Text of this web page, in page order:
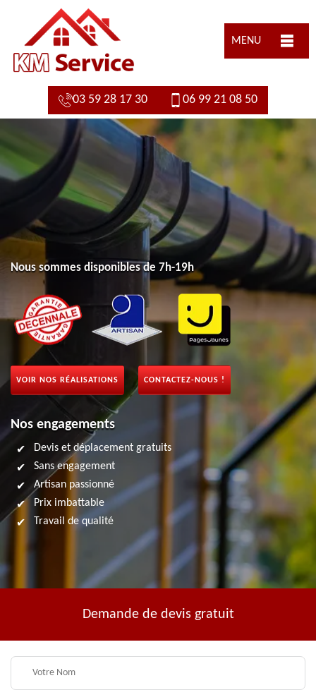
MENU
03 59 28 17 30 06 99 21 08 50
Nous sommes disponibles de 7h-19h
VOIR NOS RÉALISATIONS CONTACTEZ-NOUS !
Nos engagements
Devis et déplacement gratuits
Sans engagement
Artisan passionné
Prix imbattable
Travail de qualité
Demande de devis gratuit